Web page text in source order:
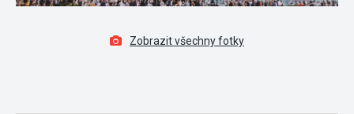
Zobrazit všechny fotky